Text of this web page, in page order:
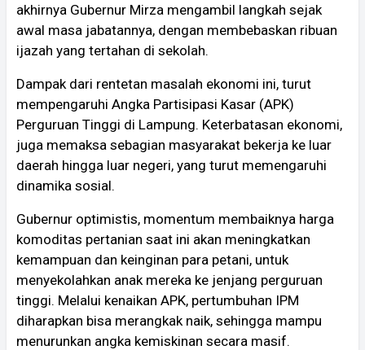
akhirnya Gubernur Mirza mengambil langkah sejak
awal masa jabatannya, dengan membebaskan ribuan
ijazah yang tertahan di sekolah.
Dampak dari rentetan masalah ekonomi ini, turut
mempengaruhi Angka Partisipasi Kasar (APK)
Perguruan Tinggi di Lampung. Keterbatasan ekonomi,
juga memaksa sebagian masyarakat bekerja ke luar
daerah hingga luar negeri, yang turut memengaruhi
dinamika sosial.
Gubernur optimistis, momentum membaiknya harga
komoditas pertanian saat ini akan meningkatkan
kemampuan dan keinginan para petani, untuk
menyekolahkan anak mereka ke jenjang perguruan
tinggi. Melalui kenaikan APK, pertumbuhan IPM
diharapkan bisa merangkak naik, sehingga mampu
menurunkan angka kemiskinan secara masif.